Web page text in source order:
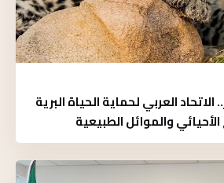
العربي لحماية الحياة البرية
والموائل الطبيعية